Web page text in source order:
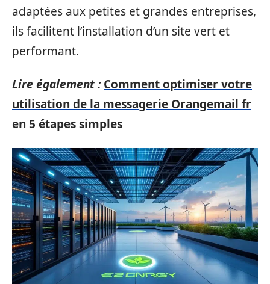
adaptées aux petites et grandes entreprises,
ils facilitent l’installation d’un site vert et
performant.
Lire également : Comment optimiser votre
utilisation de la messagerie Orangemail fr
en 5 étapes simples